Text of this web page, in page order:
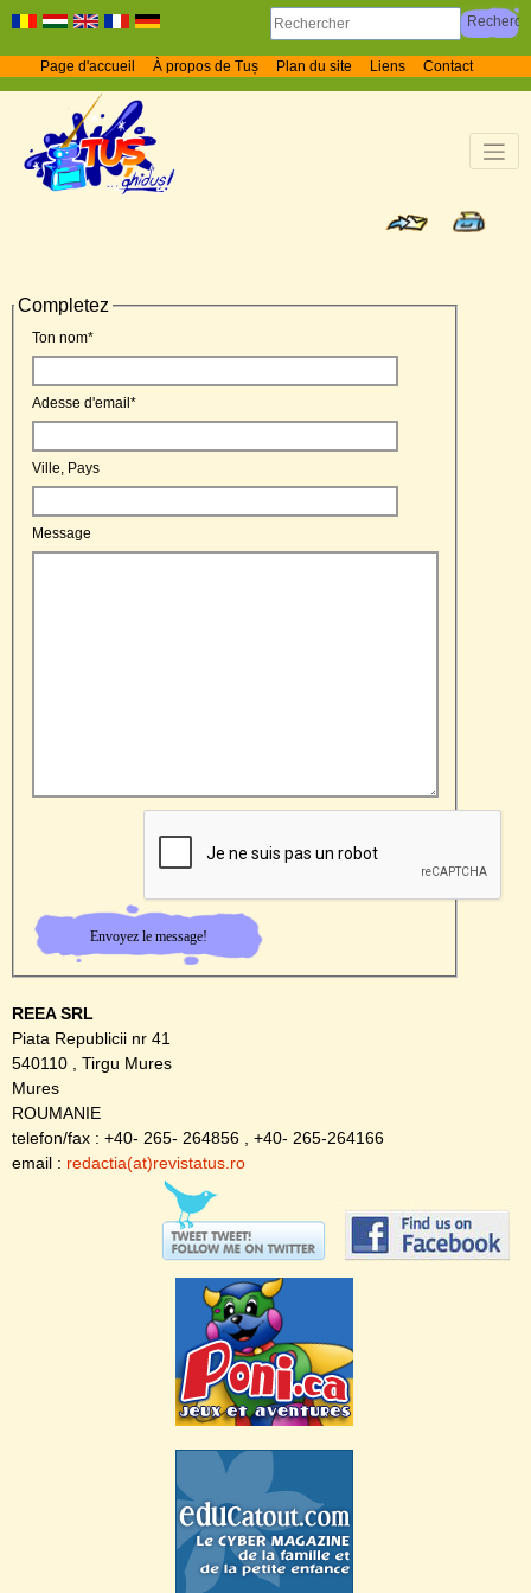
Page d'accueil À propos de Tuș Plan du site Liens Contact
Completez
Ton nom*
Adesse d'email *
Ville, Pays
Message
REEA SRL
Piata Republicii nr 41
540110 , Tirgu Mures
Mures
ROUMANIE
telefon/fax : +40- 265- 264856 , +40- 265-264166
email : redactia(at)revistatus.ro